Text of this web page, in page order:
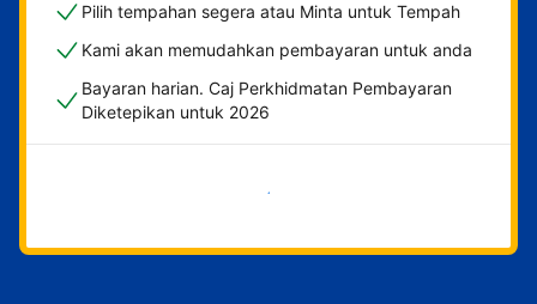
Pilih tempahan segera atau Minta untuk Tempah
Kami akan memudahkan pembayaran untuk anda
Bayaran harian. Caj Perkhidmatan Pembayaran
Diketepikan untuk 2026
Mulakan sekarang